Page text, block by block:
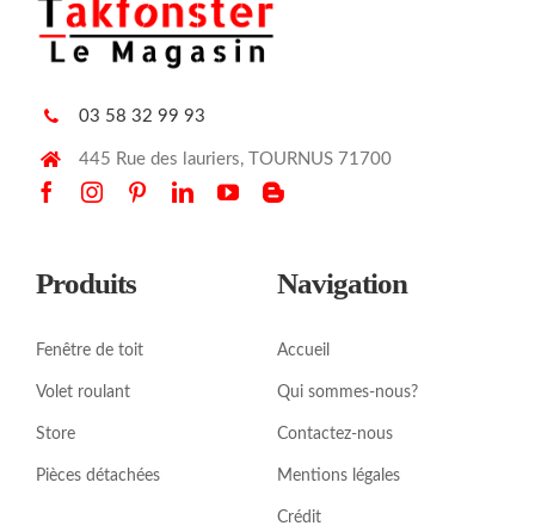
03 58 32 99 93
445 Rue des lauriers, TOURNUS 71700
Produits
Fenêtre de toit
Volet roulant
Store
Pièces détachées
Navigation
Accueil
Qui sommes-nous?
Contactez-nous
Mentions légales
Crédit